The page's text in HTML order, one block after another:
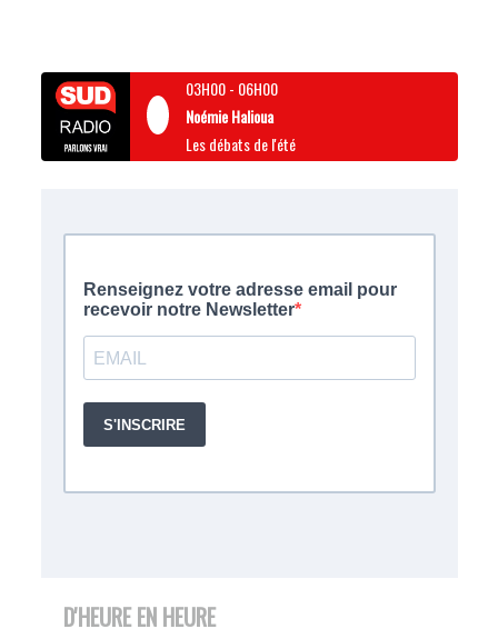
03H00- 06H00
Noémie Halioua
Les débats de l'été
D'HEURE EN HEURE